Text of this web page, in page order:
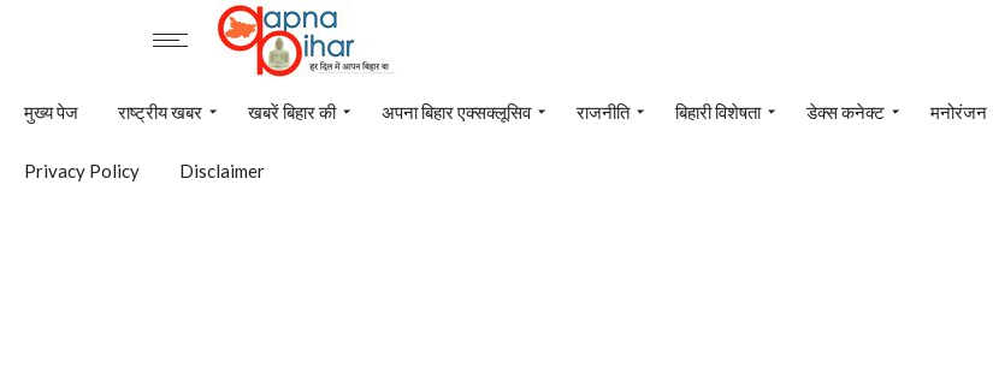
मुख्य पेज राष्ट्रीय खबर खबरें बिहार की अपना बिहार एक्सक्लूसिव राजनीति बिहारी विशेषता डेक्स कनेक्ट मनोरंजन
Privacy Policy Disclaimer